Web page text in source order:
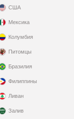
США
Мексика
Колумбия
Питомцы
Бразилия
Филиппины
Ливан
Залив